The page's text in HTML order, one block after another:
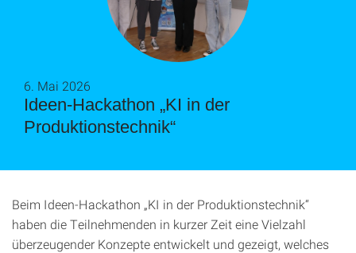
Ideen-Hackathon „KI in der
Produktionstechnik“
6. Mai 2026
Beim Ideen-Hackathon „KI in der Produktionstechnik“
haben die Teilnehmenden in kurzer Zeit eine Vielzahl
überzeugender Konzepte entwickelt und gezeigt, welches